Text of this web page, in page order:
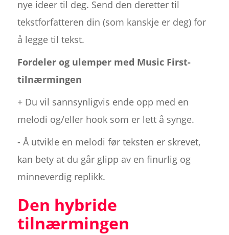
nye ideer til deg. Send den deretter til
tekstforfatteren din (som kanskje er deg) for
å legge til tekst.
Fordeler og ulemper med Music First-
tilnærmingen
+ Du vil sannsynligvis ende opp med en
melodi og/eller hook som er lett å synge.
- Å utvikle en melodi før teksten er skrevet,
kan bety at du går glipp av en finurlig og
minneverdig replikk.
Den hybride
tilnærmingen